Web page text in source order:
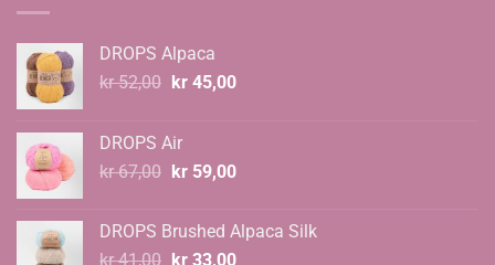
DROPS Alpaca
kr52,00 Opprinnelig
kr 52,00.
kr45,00Nåværende
DROPS Air
kr67,00 Opprinnelig
kr 67,00.
kr59,00Nåværende
kr 59,00.
DROPS Brushed Alpaca Silk
kr41,00 Opprinnelig
kr33,00Nåværende